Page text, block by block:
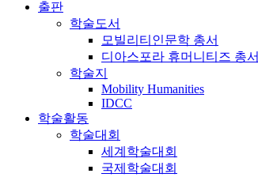
출판
학술도서
모빌리티인문학 총서
디아스포라 휴머니티즈 총서
학술지
Mobility Humanities
IDCC
학술활동
학술대회
세계학술대회
국제학술대회